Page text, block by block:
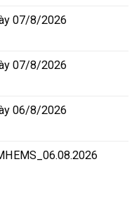
07/8/2026
07/8/2026
06/8/2026